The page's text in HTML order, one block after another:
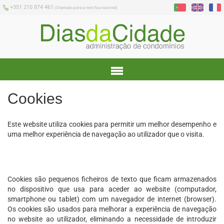
+351 210 874 461 (Chamada para a rede fixa nacional)
Menu
Cookies
Este website utiliza cookies para permitir um melhor desempenho e
uma melhor experiência de navegação ao utilizador que o visita.
Cookies são pequenos ficheiros de texto que ficam armazenados
no dispositivo que usa para aceder ao website (computador,
smartphone ou tablet) com um navegador de internet (browser).
Os cookies são usados para melhorar a experiência de navegação
no website ao utilizador, eliminando a necessidade de introduzir